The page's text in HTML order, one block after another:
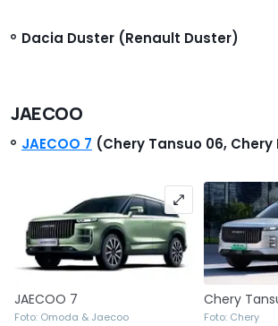
Dacia Duster (Renault Duster)
JAECOO
JAECOO 7 (Chery Tansuo 06, Chery
JAECOO 7
Foto: Omoda & Jaecoo
Chery
Foto: Chery